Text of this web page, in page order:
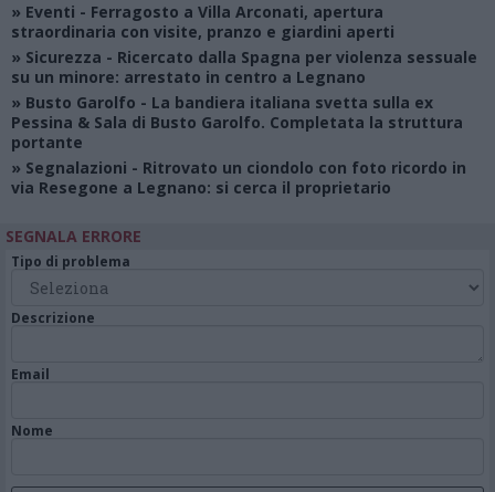
» Eventi - Ferragosto a Villa Arconati, apertura
straordinaria con visite, pranzo e giardini aperti
» Sicurezza - Ricercato dalla Spagna per violenza sessuale
su un minore: arrestato in centro a Legnano
» Busto Garolfo - La bandiera italiana svetta sulla ex
Pessina & Sala di Busto Garolfo. Completata la struttura
portante
» Segnalazioni - Ritrovato un ciondolo con foto ricordo in
via Resegone a Legnano: si cerca il proprietario
SEGNALA ERRORE
Tipo di problema
Descrizione
Email
Nome